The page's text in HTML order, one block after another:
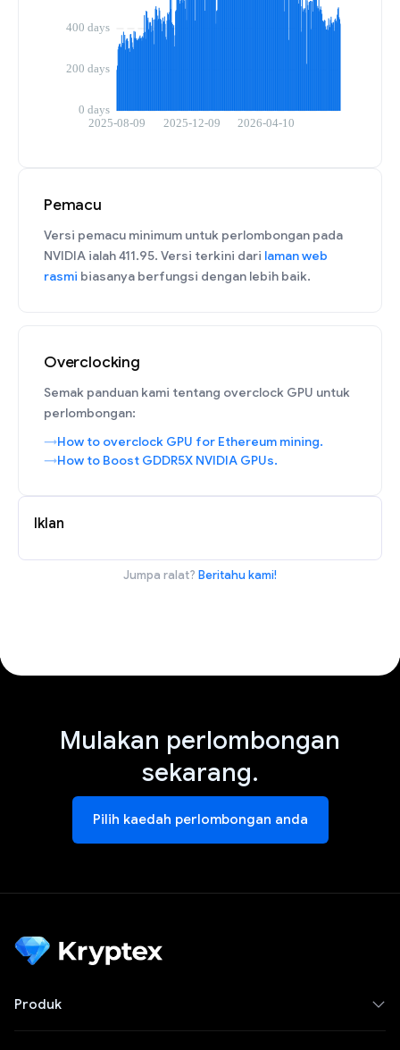
Pemacu
Versi pemacu minimum untuk perlombongan pada
NVIDIA ialah 411.95. Versi terkini dari laman web
rasmi biasanya berfungsi dengan lebih baik.
Overclocking
Semak panduan kami tentang overclock GPU untuk
perlombongan:
How to overclock GPU for Ethereum mining.
How to Boost GDDR5X NVIDIA GPUs.
Iklan
Jumpa ralat? Beritahu kami!
Mulakan perlombongan
sekarang.
Pilih kaedah perlombongan anda
Produk